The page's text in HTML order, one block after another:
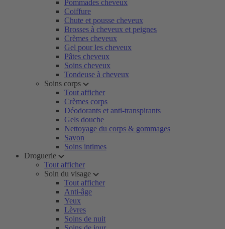
Pommades cheveux
Coiffure
Chute et pousse cheveux
Brosses à cheveux et peignes
Crèmes cheveux
Gel pour les cheveux
Pâtes cheveux
Soins cheveux
Tondeuse à cheveux
Soins corps
Tout afficher
Crèmes corps
Déodorants et anti-transpirants
Gels douche
Nettoyage du corps & gommages
Savon
Soins intimes
Droguerie
Tout afficher
Soin du visage
Tout afficher
Anti-âge
Yeux
Lèvres
Soins de nuit